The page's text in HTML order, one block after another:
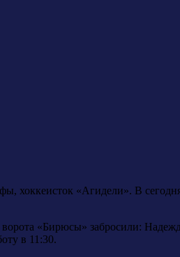
хоккеисток «Агидели». В
«Бирюсы» забросили:
в 11:30.